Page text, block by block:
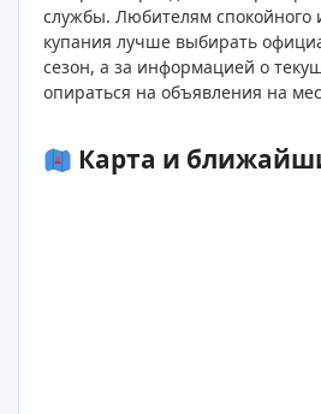
службы. Любителям спокойного
купания лучше выбирать
сезон, а за информацией о
опираться на объявления на
Карта и